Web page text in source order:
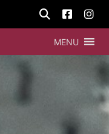
MENU